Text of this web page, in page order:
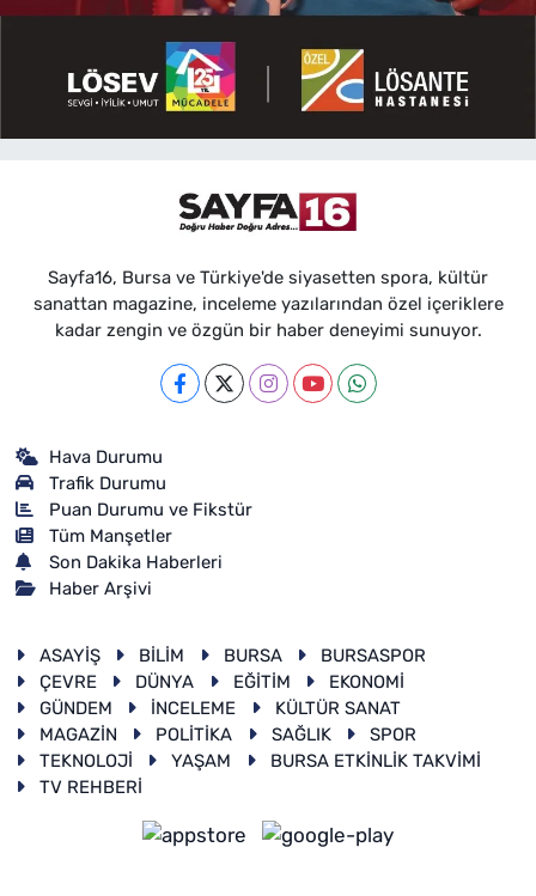
Sayfa16, Bursa ve Türkiye'de siyasetten spora, kültür
sanattan magazine, inceleme yazılarından özel içeriklere
kadar zengin ve özgün bir haber deneyimi sunuyor.
Hava Durumu
Trafik Durumu
Puan Durumu ve Fikstür
Tüm Manşetler
Son Dakika Haberleri
Haber Arşivi
ASAYİŞ BİLİM BURSA
BURSASPOR
ÇEVRE
DÜNYA EĞİTİM
EKONOMİ
GÜNDEM
İNCELEME
KÜLTÜR SANAT
MAGAZİN
POLİTİKA SAĞLIK
SPOR
TEKNOLOJİ
YAŞAM
BURSA ETKİNLİK TAKVİMİ
TV REHBERİ